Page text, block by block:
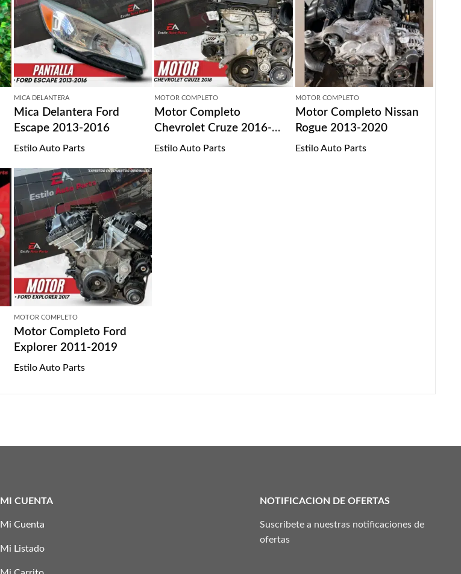
MICA DELANTERA
Mica Delantera Ford
Escape 2013-2016
Estilo Auto Parts
MOTOR COMPLETO
Motor Completo
Chevrolet Cruze 2016-
2018
Estilo Auto Parts
MOTOR COMPLETO
Motor Completo Nissan
Rogue 2013-2020
Estilo Auto Parts
MOTOR COMPLETO
Motor Completo Ford
Explorer 2011-2019
Estilo Auto Parts
MI CUENTA
Mi Cuenta
Mi Listado
NOTIFICACION DE OFERTAS
Suscribete a nuestras notificaciones de
ofertas